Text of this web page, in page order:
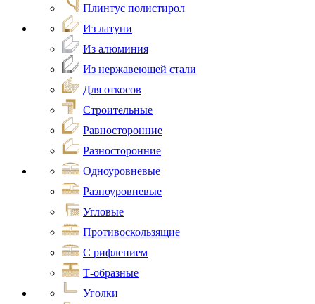
Плинтус полистирол
Из латуни
Из алюминия
Из нержавеющей стали
Для откосов
Строительные
Равносторонние
Разносторонние
Одноуровневые
Разноуровневые
Угловые
Противоскользящие
С рифлением
Т-образные
Уголки